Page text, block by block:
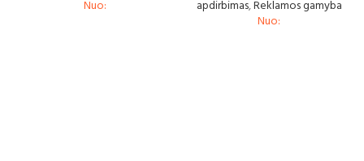
Nuo:
apdirbimas,Reklamos gamyba
Nuo: